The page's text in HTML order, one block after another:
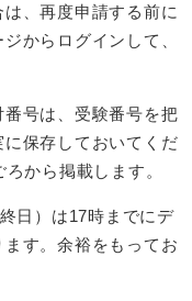
、再度申請する前に
からログインして、
号は、受験番号を把
保存しておいてくだ
から掲載します。
日）は17時までにデ
す。余裕をもってお